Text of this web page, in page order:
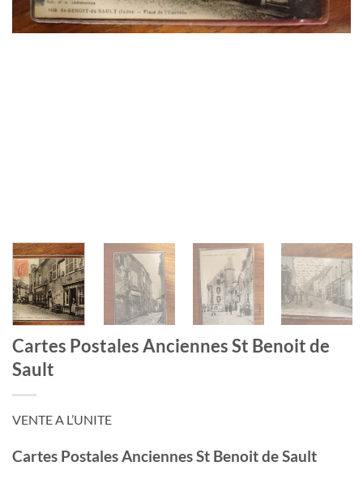
Cartes Postales Anciennes St Benoit de
Sault
VENTE A L’UNITE
Cartes Postales Anciennes St Benoit de Sault